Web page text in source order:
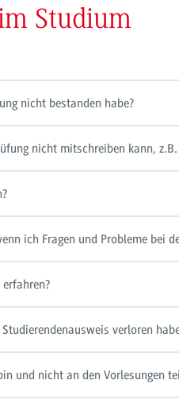
Studium
nicht bestanden habe?
nicht mitschreiben kann,
ich Fragen und Probleme bei
verloren
und nicht an den Vorlesungen